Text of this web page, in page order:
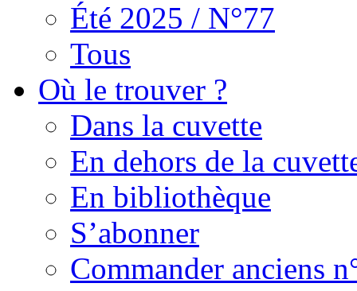
Été 2025 / N°77
Tous
Où le trouver ?
Dans la cuvette
En dehors de la
En bibliothèque
S’abonner
Commander anciens